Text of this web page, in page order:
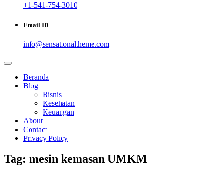
+1-541-754-3010
Email ID
info@sensationaltheme.com
Beranda
Blog
Bisnis
Kesehatan
Keuangan
About
Contact
Privacy Policy
Tag: mesin kemasan UMKM